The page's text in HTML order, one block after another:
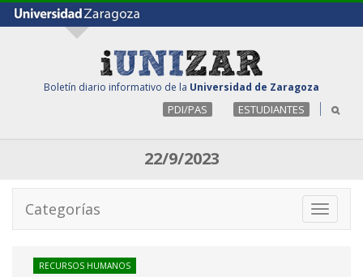
Boletín diario informativo de la Universidad de Zaragoza
PDI/PAS ESTUDIANTES
22/9/2023
Toggle
Categorías
RECURSOS HUMANOS